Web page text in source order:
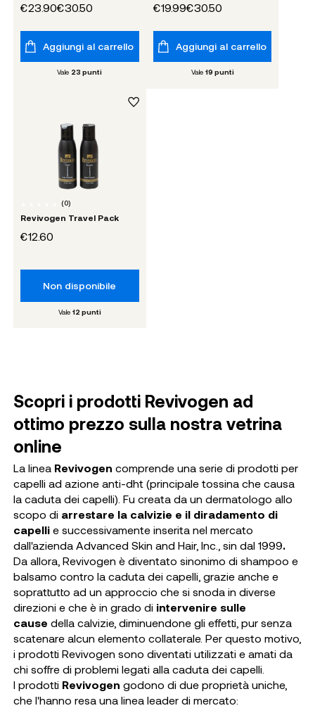
€23.90€30.50
Aggiungi al carrello
Vale 23 punti
€19.99€30.50
Aggiungi al carrello
Vale 19 punti
(0)
Revivogen Travel Pack
€12.60
Non disponibile
Vale 12 punti
Scopri i prodotti Revivogen ad
ottimo prezzo sulla nostra vetrina
online
La linea Revivogen comprende una serie di prodotti per
capelli ad azione anti-dht (principale tossina che causa
la caduta dei capelli). Fu creata da un dermatologo allo
scopo di arrestare la calvizie e il diradamento di
capelli e successivamente inserita nel mercato
dall'azienda Advanced Skin and Hair, Inc., sin dal 1999.
Da allora, Revivogen è diventato sinonimo di shampoo e
balsamo contro la caduta dei capelli, grazie anche e
soprattutto ad un approccio che si snoda in diverse
direzioni e che è in grado di intervenire sulle
cause della calvizie, diminuendone gli effetti, pur senza
scatenare alcun elemento collaterale. Per questo motivo,
i prodotti Revivogen sono diventati utilizzati e amati da
chi soffre di problemi legati alla caduta dei capelli.
I prodotti Revivogen godono di due proprietà uniche,
che l'hanno resa una linea leader di mercato: